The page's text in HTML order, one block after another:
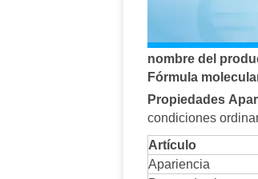
nombre del
Fórmula
Propiedades
condiciones
Artículo
Apariencia